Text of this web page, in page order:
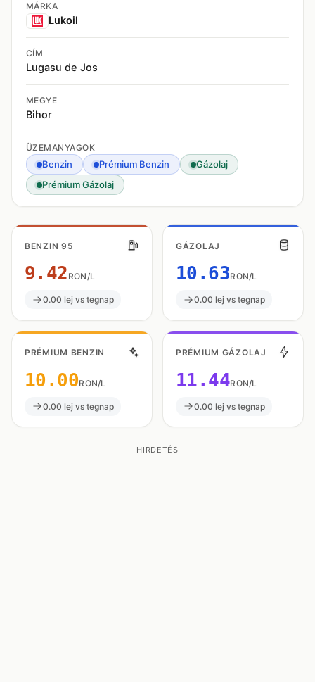
MÁRKA
Lukoil
CÍM
Lugasu de Jos
MEGYE
Bihor
ÜZEMANYAGOK
Benzin Prémium Benzin
Gázolaj
Prémium Gázolaj
BENZIN 95
9.42 RON/L
0.00 lej vs tegnap
GÁZOLAJ
10.63RON/L
0.00 lej vs tegnap
PRÉMIUM BENZIN
10.00RON/L
0.00 lej vs tegnap
PRÉMIUM GÁZOLAJ
11.44RON/L
0.00 lej vs tegnap
HIRDETÉS